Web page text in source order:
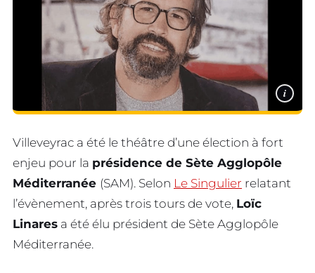
i
Villeveyrac a été le théâtre d’une élection à fort
enjeu pour la présidence de Sète Agglopôle
Méditerranée (SAM). Selon Le Singulier relatant
l’évènement, après trois tours de vote, Loïc
Linares a été élu président de Sète Agglopôle
Méditerranée.